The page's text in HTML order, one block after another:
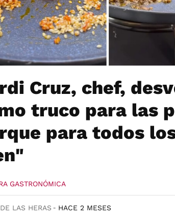
Cruz, chef,
truco para las
para todos
GASTRONÓMICA
LAS HERAS HACE 2 MESES